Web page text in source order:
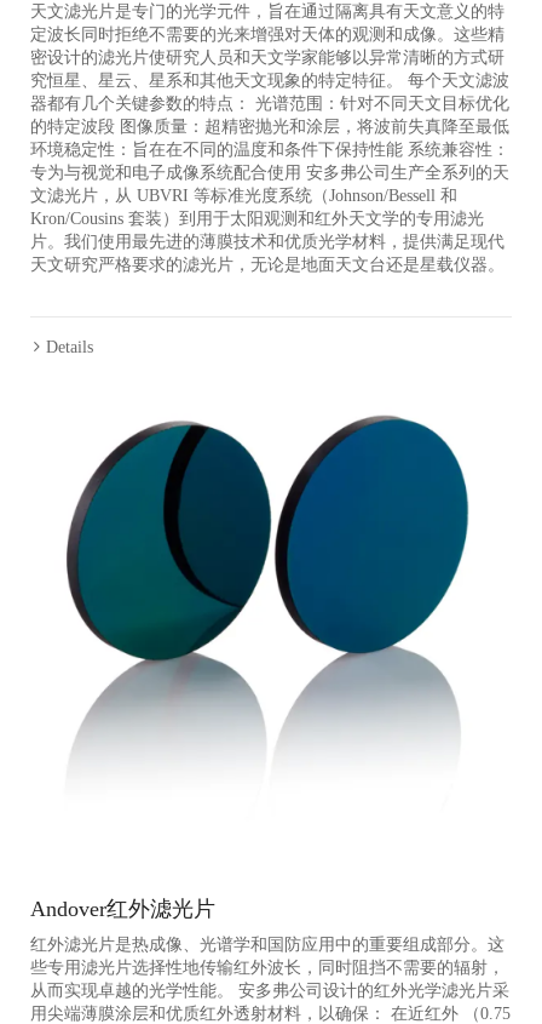
天文滤光片是专门的光学元件，旨在通过隔离具有天文意义的特
定波长同时拒绝不需要的光来增强对天体的观测和成像。这些精
密设计的滤光片使研究人员和天文学家能够以异常清晰的方式研
究恒星、星云、星系和其他天文现象的特定特征。 每个天文滤波
器都有几个关键参数的特点： 光谱范围：针对不同天文目标优化
的特定波段 图像质量：超精密抛光和涂层，将波前失真降至最低
环境稳定性：旨在在不同的温度和条件下保持性能 系统兼容性：
专为与视觉和电子成像系统配合使用 安多弗公司生产全系列的天
文滤光片，从 UBVRI 等标准光度系统（Johnson/Bessell 和
Kron/Cousins 套装）到用于太阳观测和红外天文学的专用滤光
片。我们使用最先进的薄膜技术和优质光学材料，提供满足现代
天文研究严格要求的滤光片，无论是地面天文台还是星载仪器。
Details
Andover红外滤光片
红外滤光片是热成像、光谱学和国防应用中的重要组成部分。这
些专用滤光片选择性地传输红外波长，同时阻挡不需要的辐射，
从而实现卓越的光学性能。 安多弗公司设计的红外光学滤光片采
用尖端薄膜涂层和优质红外透射材料，以确保： 在近红外 （0.75